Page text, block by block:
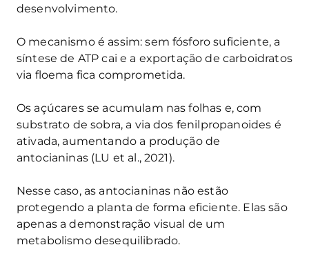
desenvolvimento.
O mecanismo é assim: sem fósforo suficiente, a
síntese de ATP cai e a exportação de carboidratos
via floema fica comprometida.
Os açúcares se acumulam nas folhas e, com
substrato de sobra, a via dos fenilpropanoides é
ativada, aumentando a produção de
antocianinas (LU et al., 2021).
Nesse caso, as antocianinas não estão
protegendo a planta de forma eficiente. Elas são
apenas a demonstração visual de um
metabolismo desequilibrado.